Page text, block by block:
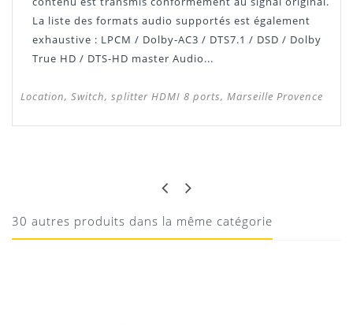
La liste des formats audio supportés est également
exhaustive : LPCM / Dolby-AC3 / DTS7.1 / DSD / Dolby
True HD / DTS-HD master Audio...
Location, Switch, splitter HDMI 8 ports, Marseille Provence
10/08/2020
30 autres produits dans la même catégorie